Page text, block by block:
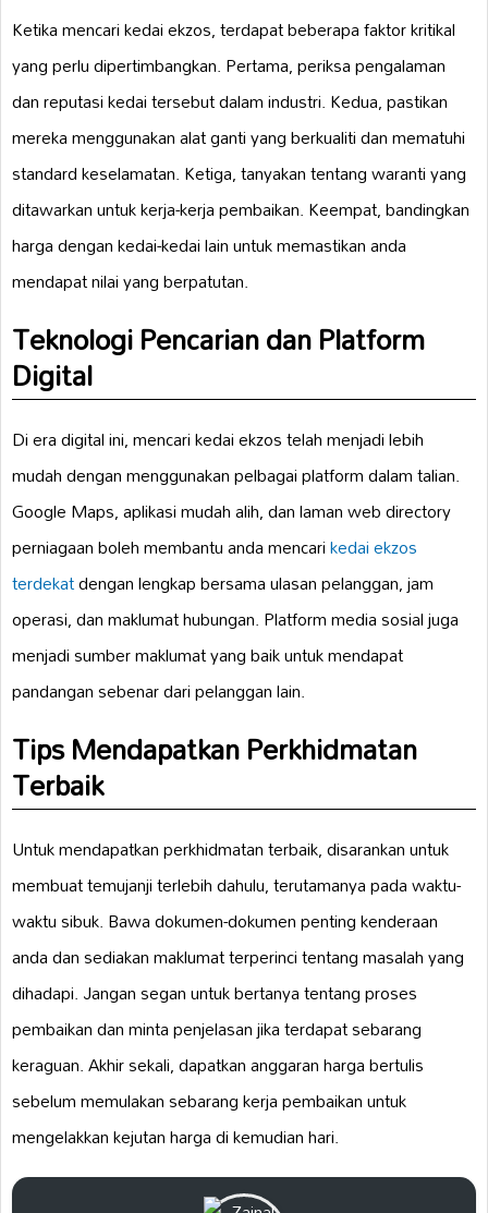
Ketika mencari kedai ekzos, terdapat beberapa faktor kritikal
yang perlu dipertimbangkan. Pertama, periksa pengalaman
dan reputasi kedai tersebut dalam industri. Kedua, pastikan
mereka menggunakan alat ganti yang berkualiti dan mematuhi
standard keselamatan. Ketiga, tanyakan tentang waranti yang
ditawarkan untuk kerja-kerja pembaikan. Keempat, bandingkan
harga dengan kedai-kedai lain untuk memastikan anda
mendapat nilai yang berpatutan.
Teknologi Pencarian dan Platform
Digital
Di era digital ini, mencari kedai ekzos telah menjadi lebih
mudah dengan menggunakan pelbagai platform dalam talian.
Google Maps, aplikasi mudah alih, dan laman web directory
perniagaan boleh membantu anda mencarikedai ekzos
terdekatdengan lengkap bersama ulasan pelanggan, jam
operasi, dan maklumat hubungan. Platform media sosial juga
menjadi sumber maklumat yang baik untuk mendapat
pandangan sebenar dari pelanggan lain.
Tips Mendapatkan Perkhidmatan
Terbaik
Untuk mendapatkan perkhidmatan terbaik, disarankan untuk
membuat temujanji terlebih dahulu, terutamanya pada waktu-
waktu sibuk. Bawa dokumen-dokumen penting kenderaan
anda dan sediakan maklumat terperinci tentang masalah yang
dihadapi. Jangan segan untuk bertanya tentang proses
pembaikan dan minta penjelasan jika terdapat sebarang
keraguan. Akhir sekali, dapatkan anggaran harga bertulis
sebelum memulakan sebarang kerja pembaikan untuk
mengelakkan kejutan harga di kemudian hari.